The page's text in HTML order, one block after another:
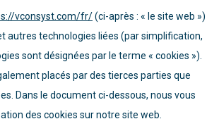
vconsyst.com/fr/(ci-après : « le site web »)
autres technologies liées (par simplification,
sont désignées par le terme « cookies »).
placés par des tierces parties que
Dans le document ci-dessous, nous vous
des cookies sur notre site web.